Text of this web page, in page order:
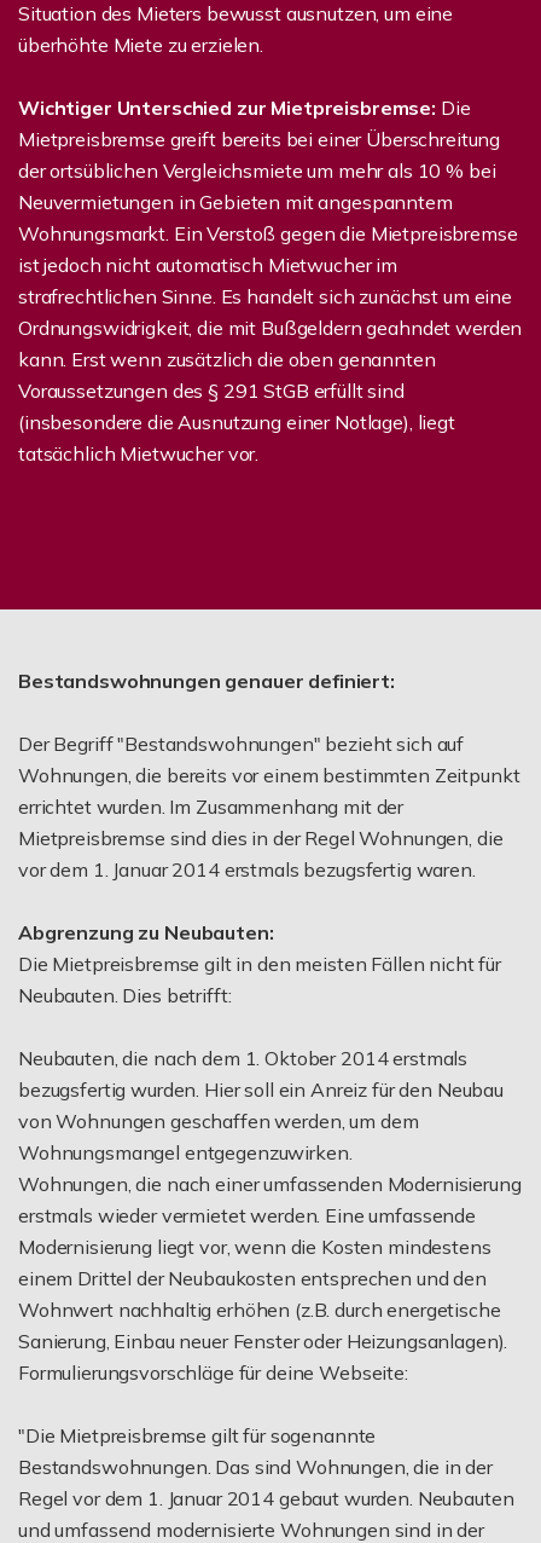
Situation des Mieters bewusst ausnutzen, um eine
überhöhte Miete zu erzielen.
Wichtiger Unterschied zur Mietpreisbremse: Die
Mietpreisbremse greift bereits bei einer Überschreitung
der ortsüblichen Vergleichsmiete um mehr als 10 % bei
Neuvermietungen in Gebieten mit angespanntem
Wohnungsmarkt. Ein Verstoß gegen die Mietpreisbremse
ist jedoch nicht automatisch Mietwucher im
strafrechtlichen Sinne. Es handelt sich zunächst um eine
Ordnungswidrigkeit, die mit Bußgeldern geahndet werden
kann. Erst wenn zusätzlich die oben genannten
Voraussetzungen des § 291 StGB erfüllt sind
(insbesondere die Ausnutzung einer Notlage), liegt
tatsächlich Mietwucher vor.
Bestandswohnungen genauer definiert:
Der Begriff "Bestandswohnungen" bezieht sich auf
Wohnungen, die bereits vor einem bestimmten Zeitpunkt
errichtet wurden. Im Zusammenhang mit der
Mietpreisbremse sind dies in der Regel Wohnungen, die
vor dem 1. Januar 2014 erstmals bezugsfertig waren.
Abgrenzung zu Neubauten:
Die Mietpreisbremse gilt in den meisten Fällen nicht für
Neubauten. Dies betrifft:
Neubauten, die nach dem 1. Oktober 2014 erstmals
bezugsfertig wurden. Hier soll ein Anreiz für den Neubau
von Wohnungen geschaffen werden, um dem
Wohnungsmangel entgegenzuwirken.
Wohnungen, die nach einer umfassenden Modernisierung
erstmals wieder vermietet werden. Eine umfassende
Modernisierung liegt vor, wenn die Kosten mindestens
einem Drittel der Neubaukosten entsprechen und den
Wohnwert nachhaltig erhöhen (z.B. durch energetische
Sanierung, Einbau neuer Fenster oder Heizungsanlagen).
Formulierungsvorschläge für deine Webseite:
"Die Mietpreisbremse gilt für sogenannte
Bestandswohnungen. Das sind Wohnungen, die in der
Regel vor dem 1. Januar 2014 gebaut wurden. Neubauten
und umfassend modernisierte Wohnungen sind in der